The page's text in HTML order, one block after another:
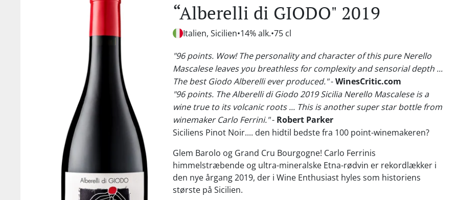
“Alberelli di GIODO" 2019
Italien, Sicilien 14% alk. 75 cl
"96 points. Wow! The personality and character of this pure Nerello
Mascalese leaves you breathless for complexity and sensorial depth ...
The best Giodo Alberelli ever produced."-WinesCritic.com
"96 points. The Alberelli di Giodo 2019 Sicilia Nerello Mascalese is a
wine true to its volcanic roots ... This is another super star bottle from
winemaker Carlo Ferrini."- Robert Parker
Siciliens Pinot Noir.... den hidtil bedste fra 100 point-winemakeren?
Glem Barolo og Grand Cru Bourgogne! Carlo Ferrinis
himmelstræbende og ultra-mineralske Etna-rødvin er rekordlækker i
den nye årgang 2019, der i Wine Enthusiast hyles som historiens
største på Sicilien.